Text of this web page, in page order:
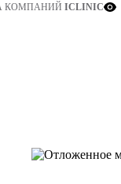
КОМПАНИЙ ICLINIC